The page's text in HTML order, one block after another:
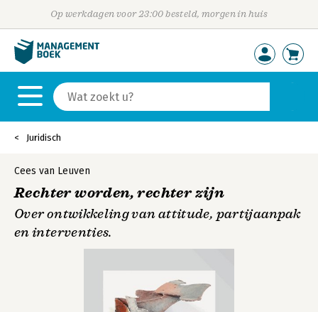
Op werkdagen voor 23:00 besteld, morgen in huis
Juridisch
Cees van Leuven
Rechter worden, rechter zijn
Over ontwikkeling van attitude, partijaanpak
en interventies.